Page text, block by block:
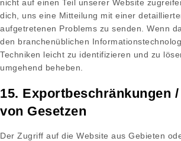
nicht auf einen Teil unserer Website
dich, uns eine Mitteilung mit einer
aufgetretenen Problems zu senden. Wenn
den branchenüblichen
Techniken leicht zu identifizieren und zu
umgehend beheben.
15. Exportbeschränkungen
von Gesetzen
Der Zugriff auf die Website aus Gebieten